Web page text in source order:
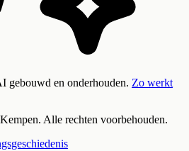
gebouwd en onderhouden. Zo werkt
Alle rechten voorbehouden.